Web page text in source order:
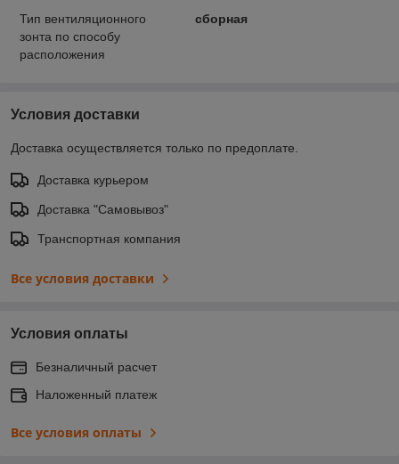
Тип вентиляционного
зонта по способу
расположения
сборная
Условия доставки
Доставка осуществляется только по предоплате.
Доставка курьером
Доставка "Самовывоз"
Транспортная компания
Все условия доставки
Условия оплаты
Безналичный расчет
Наложенный платеж
Все условия оплаты